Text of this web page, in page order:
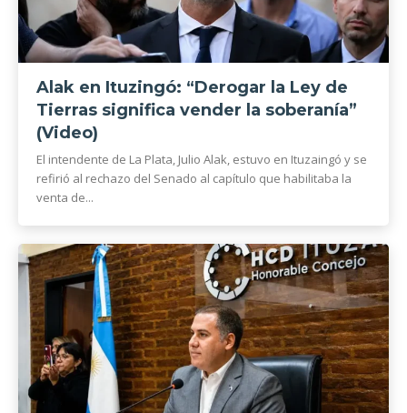
Alak en Ituzingó: “Derogar la Ley de
Tierras significa vender la soberanía”
(Video)
El intendente de La Plata, Julio Alak, estuvo en Ituzaingó y se
refirió al rechazo del Senado al capítulo que habilitaba la
venta de...